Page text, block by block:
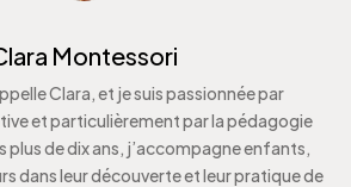
Montessori
Clara, et je suis passionnée par
et particulièrement par la pédagogie
plus de dix ans, j’accompagne enfants,
dans leur découverte et leur pratique de